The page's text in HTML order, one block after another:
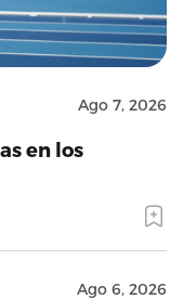
Ago 7, 2026
en los
Ago 6, 2026